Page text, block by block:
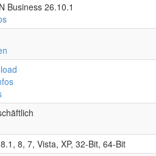
Business 26.10.1
8, 7, Vista, XP, 32-Bit, 64-Bit